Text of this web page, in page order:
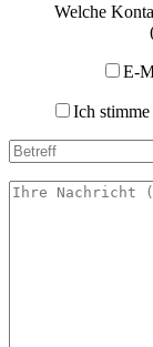
Welche
E-
Ich